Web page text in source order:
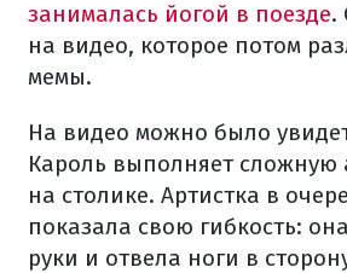
занималась йогой в поезде.
на видео, которое потом
мемы.
На видео можно было
Кароль выполняет сложную
на столике. Артистка в
показала свою гибкость:
руки и отвела ноги в